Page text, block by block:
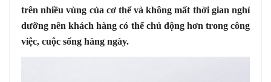
trên nhiều vùng của cơ thể và không mất thời gian nghỉ
dưỡng nên khách hàng có thể chủ động hơn trong công
việc, cuộc sống hàng ngày.